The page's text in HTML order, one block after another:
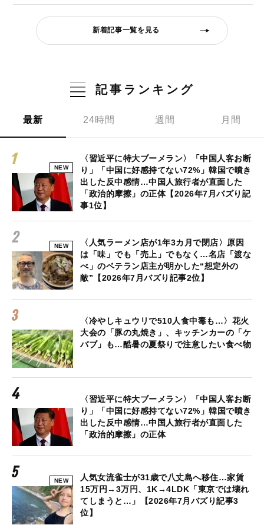
新着記事一覧を見る
記事ランキング
最新 24時間 週間 月間
NEW
〈習近平に特大ブーメラン〉「中国人客お断
り」「中国に好感持てない72%」韓国で噴き
出した反中感情…中国人旅行者が直面した
「政治的摩擦」の正体【2026年7月バズり記
事1位】
NEW
〈人気ラーメン店が1年3カ月で閉店〉原因
は「味」でも「売上」でもなく…名店「渡な
べ」のベテラン店主が明かした“想定外の
敵”【2026年7月バズり記事2位】
〈冷やしキュウリで510人食中毒も…〉花火
大会の「豚の丸焼き」、キッチンカーの「ケ
バブ」も…酷暑の夏祭りで注意したい食べ物
〈習近平に特大ブーメラン〉「中国人客お断
り」「中国に好感持てない72%」韓国で噴き
出した反中感情…中国人旅行者が直面した
「政治的摩擦」の正体
NEW
人気女流雀士が31歳で八丈島へ移住…家賃
15万円→3万円、1K→4LDK「東京では壊れ
てしまうと…」【2026年7月バズり記事3
位】